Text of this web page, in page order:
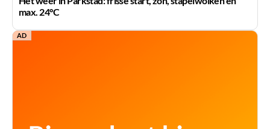
max. 24°C
AD